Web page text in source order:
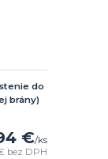
do
brány)
€/ks
bez DPH